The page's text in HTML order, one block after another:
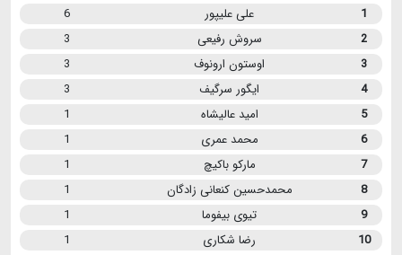
1 علی علیپور
6
2
سروش رفیعی
3
3
اوستون ارونوف
3
4
ایگور سرگیف
3
5
امید عالیشاه
1
6
محمد عمری
1
7
مارکو باکیچ
1
8
محمدحسین کنعانی زادگان
1
9
تیوی بیفوما
1
10
رضا شکاری
1